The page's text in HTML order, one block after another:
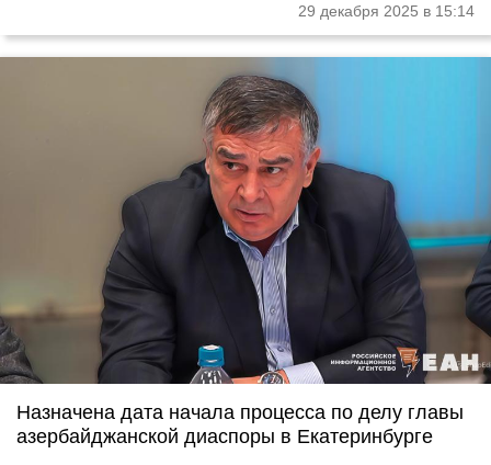
29 декабря 2025 в 15:14
Назначена дата начала процесса по делу главы
азербайджанской диаспоры в Екатеринбурге